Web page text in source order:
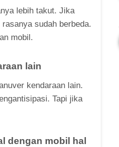
lebih takut. Jika
sudah berbeda.
mobil.
lain
kendaraan lain.
Tapi jika
dengan mobil hal